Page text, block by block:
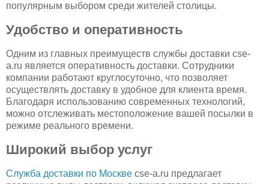
популярным выбором среди жителей столицы.
Удобство и оперативность
Одним из главных преимуществ службы доставки cse-
a.ru является оперативность доставки. Сотрудники
компании работают круглосуточно, что позволяет
осуществлять доставку в удобное для клиента время.
Благодаря использованию современных технологий,
можно отслеживать местоположение вашей посылки в
режиме реального времени.
Широкий выбор услуг
Служба доставки по Москве cse-a.ru предлагает